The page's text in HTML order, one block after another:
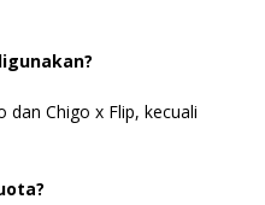
dan Chigo x Flip, kecuali